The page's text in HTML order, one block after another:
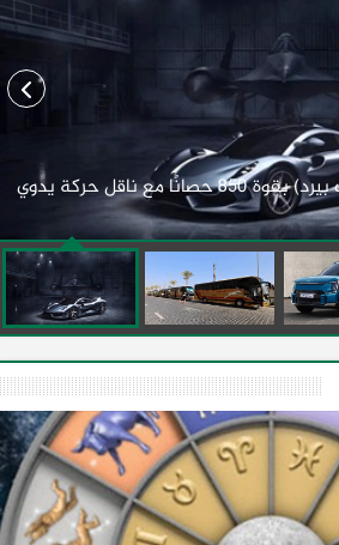
هينيسي تطرح طراز (بلاك بيرد) بقوة 850 حصانًا مع ناقل حركة يدوي